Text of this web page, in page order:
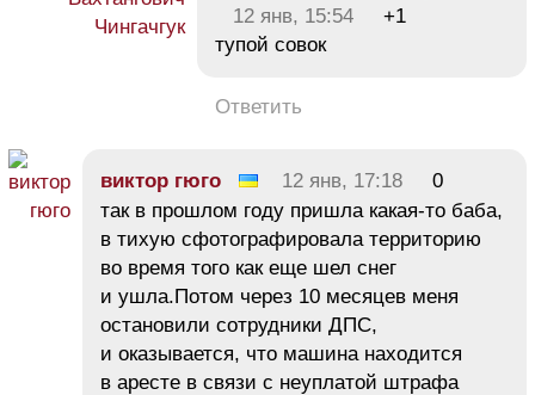
12 янв, 15:54
+1
тупой совок
Ответить
виктор гюго 12 янв, 17:18
0
так в прошлом году пришла какая-то баба,
в тихую сфотографировала территорию
во время того как еще шел снег
и ушла.Потом через 10 месяцев меня
остановили сотрудники ДПС,
и оказывается, что машина находится
в аресте в связи с неуплатой штрафа